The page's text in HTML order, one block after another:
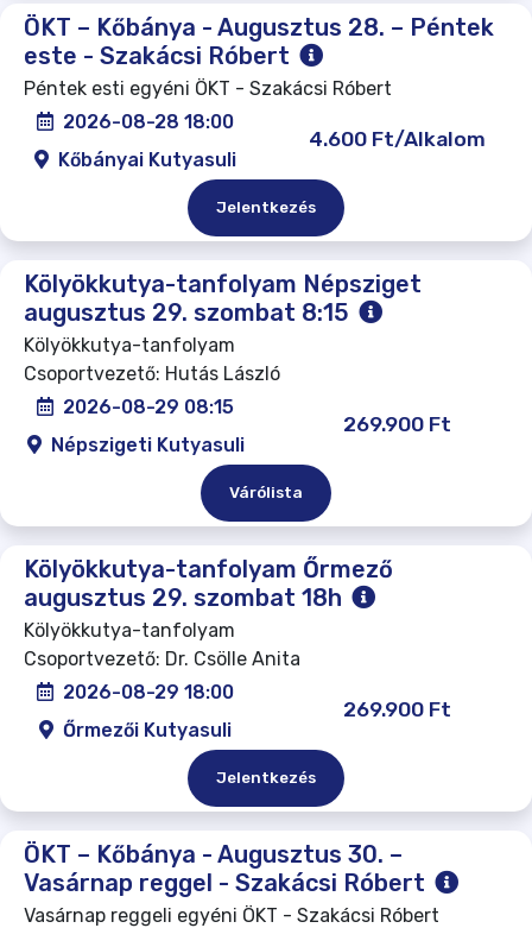
ÖKT – Kőbánya - Augusztus 28. – Péntek
este - Szakácsi Róbert
Péntek esti egyéni ÖKT - Szakácsi Róbert
2026-08-28 18:00
Kőbányai Kutyasuli
4.600 Ft/Alkalom
Jelentkezés
Kölyökkutya-tanfolyam Népsziget
augusztus 29. szombat 8:15
Kölyökkutya-tanfolyam
Csoportvezető: Hutás László
2026-08-29 08:15
Népszigeti Kutyasuli
269.900 Ft
Várólista
Kölyökkutya-tanfolyam Őrmező
augusztus 29. szombat 18h
Kölyökkutya-tanfolyam
Csoportvezető: Dr. Csölle Anita
2026-08-29 18:00
Őrmezői Kutyasuli
269.900 Ft
Jelentkezés
ÖKT – Kőbánya - Augusztus 30. –
Vasárnap reggel - Szakácsi Róbert
Vasárnap reggeli egyéni ÖKT - Szakácsi Róbert